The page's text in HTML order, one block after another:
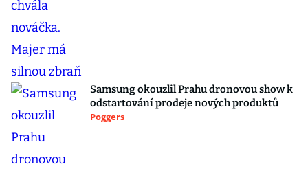
Samsung okouzlil Prahu dronovou show k
odstartování prodeje nových produktů
Poggers